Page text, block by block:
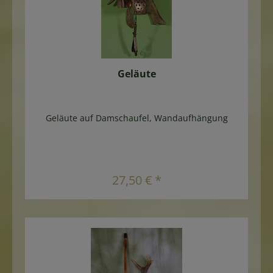
95cmDurchmesser Schirmdach:
110cmÖffnungsmechanismus: HandöffnerAnzahl
Streben: 8
Geläute
Geläute auf Damschaufel, Wandaufhängung
27,50 € *
In den Warenkorb